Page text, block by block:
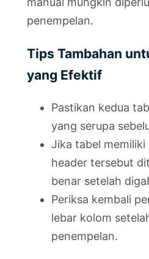
penempelan.
Tips Tambahan
yang Efektif
Pastikan kedua
yang serupa
Jika tabel memiliki
header tersebut
benar setelah
Periksa kembali
lebar kolom
penempelan.